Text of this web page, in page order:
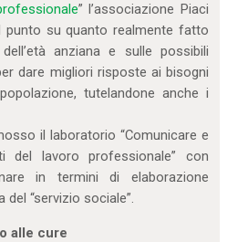
” l’associazione Piaci
su quanto realmente fatto
anziana e sulle possibili
dare migliori risposte ai bisogni
tutelandone anche i
il laboratorio “Comunicare e
del lavoro professionale” con
in termini di elaborazione
“servizio sociale”.
alle cure